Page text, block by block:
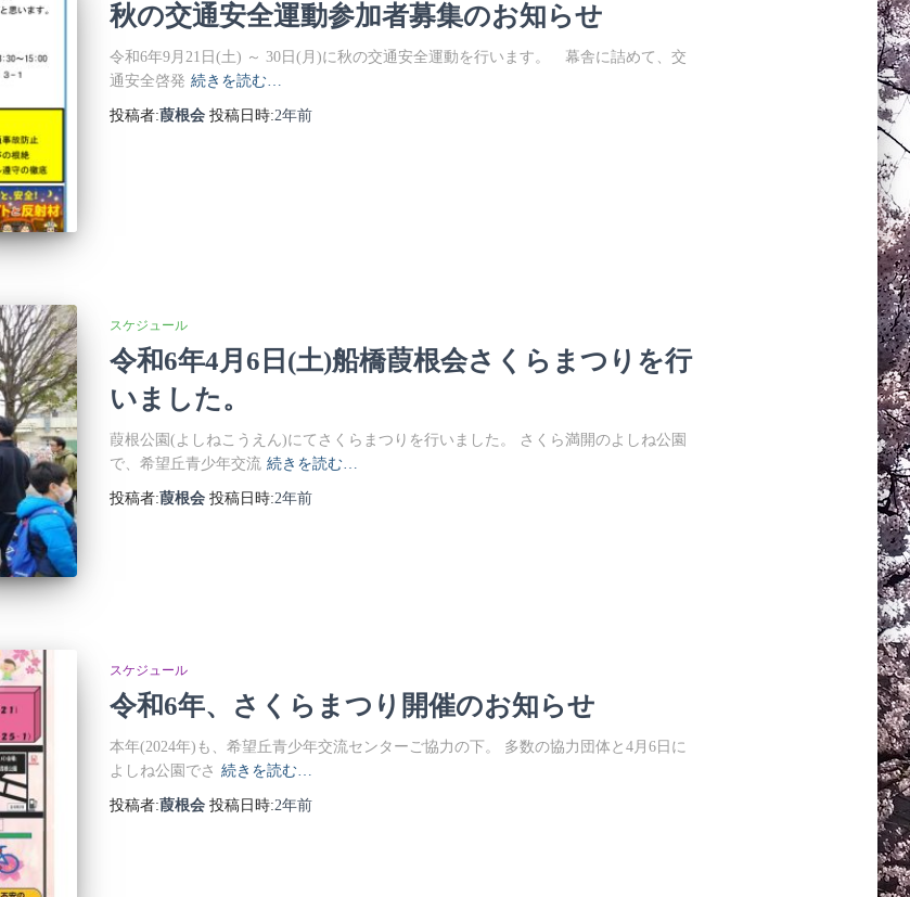
秋の交通安全運動参加者募集のお知らせ
令和6年9月21日(土) ～ 30日(月)に秋の交通安全運動を行います。 幕舎に詰めて、交
通安全啓発 続きを読む…
投稿者:葭根会投稿日時:2年前
スケジュール
令和6年4月6日(土)船橋葭根会さくらまつりを行
いました。
葭根公園(よしねこうえん)にてさくらまつりを行いました。 さくら満開のよしね公園
で、希望丘青少年交流 続きを読む…
投稿者:葭根会投稿日時:2年前
スケジュール
令和6年、さくらまつり開催のお知らせ
本年(2024年)も、希望丘青少年交流センターご協力の下。 多数の協力団体と4月6日に
よしね公園でさ 続きを読む…
投稿者:葭根会投稿日時:2年前